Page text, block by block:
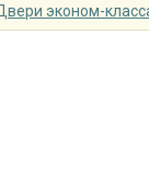
эконом-